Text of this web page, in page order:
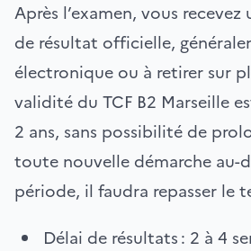
Après l’examen, vous
de résultat officielle,
électronique ou à retirer sur
validité du TCF B2 Marseille
2 ans, sans possibilité de
toute nouvelle démarche au-
période, il faudra repasser le
Délai de résultats : 2 à 4